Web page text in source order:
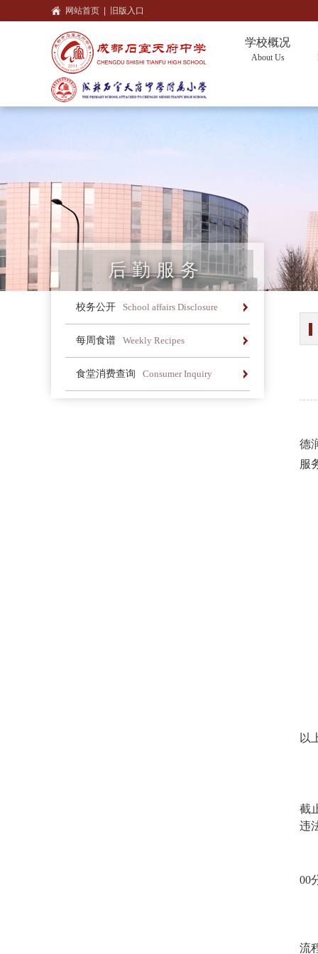
网站首页 旧版入口
学校概况
About Us
后勤服务
校务公开 School affairs Disclosure
每周食谱 Weekly Recipes
食堂消费查询 Consumer Inquiry
办学简介 办学理念 荣誉长廊
德
服
以
截
违
00
流